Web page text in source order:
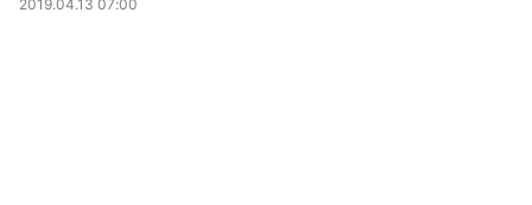
2019.04.13 07:00